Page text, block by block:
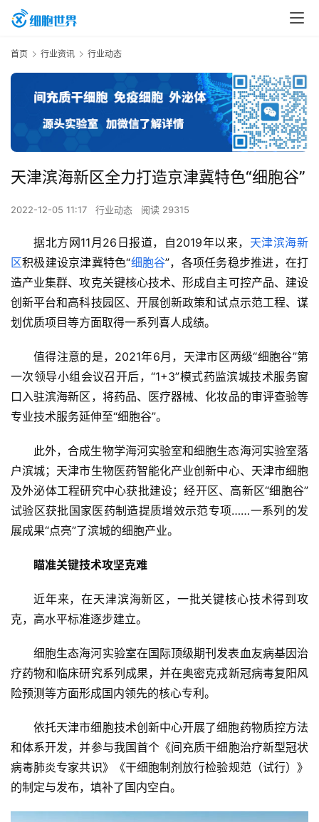
首页 行业资讯 行业动态
天津滨海新区全力打造京津冀特色“细胞谷”
2022-12-05 11:17 行业动态 阅读 29315
据北方网11月26日报道，自2019年以来， 天津滨海新
区积极建设京津冀特色“细胞谷”，各项任务稳步推进，在打
造产业集群、攻克关键核心技术、形成自主可控产品、建设
创新平台和高科技园区、开展创新政策和试点示范工程、谋
划优质项目等方面取得一系列喜人成绩。
值得注意的是，2021年6月，天津市区两级“细胞谷”第
一次领导小组会议召开后，“1+3”模式药监滨城技术服务窗
口入驻滨海新区，将药品、医疗器械、化妆品的审评查验等
专业技术服务延伸至“细胞谷”。
此外，合成生物学海河实验室和细胞生态海河实验室落
户滨城；天津市生物医药智能化产业创新中心、天津市细胞
及外泌体工程研究中心获批建设；经开区、高新区“细胞谷”
试验区获批国家医药制造提质增效示范专项……一系列的发
展成果“点亮”了滨城的细胞产业。
瞄准关键技术攻坚克难
近年来，在天津滨海新区，一批关键核心技术得到攻
克，高水平标准逐步建立。
细胞生态海河实验室在国际顶级期刊发表血友病基因治
疗药物和临床研究系列成果，并在奥密克戎新冠病毒复阳风
险预测等方面形成国内领先的核心专利。
依托天津市细胞技术创新中心开展了细胞药物质控方法
和体系开发，并参与我国首个《间充质干细胞治疗新型冠状
病毒肺炎专家共识》《干细胞制剂放行检验规范（试行）》
的制定与发布，填补了国内空白。